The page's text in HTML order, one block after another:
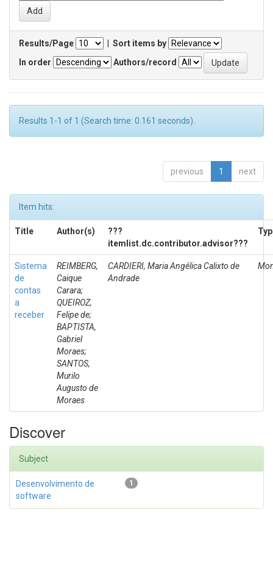
Results/Page
Sort items by
In order
Authors/record
Results 1-1 of 1 (Search time: 0.161 seconds).
previous 1 next
Item hits:
Title Author(s)
???
itemlist.dc.contributor.advisor???
Sistema
de
contas
a
receber
REIMBERG,
Caique
Carara;
QUEIROZ,
Felipe de;
BAPTISTA,
Gabriel
Moraes;
SANTOS,
Murilo
Augusto de
Moraes
CARDIERI, Maria Angélica Calixto de
Andrade
Discover
Subject
1
Desenvolvimento de
software